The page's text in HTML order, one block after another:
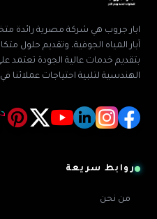
ابار جروب هي شركة مصرية رائدة
آبار المياه الجوفية، وتقديم حلول
بتقديم خدمات عالية الجودة تعتمد
الهندسية لتلبية احتياجات عملائنا
روابط سريعة
من نحن